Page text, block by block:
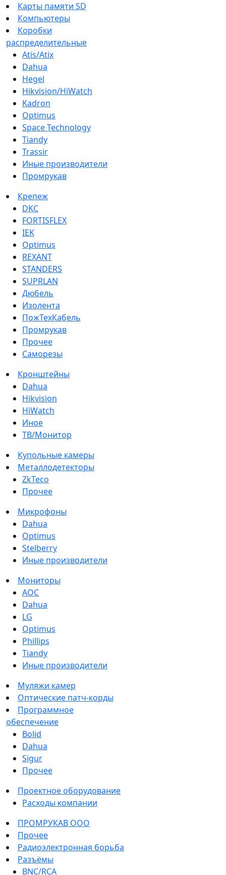
Карты памяти SD
Компьютеры
Коробки
распределительные
Atis/Atix
Dahua
Hegel
Hikvision/HiWatch
Kadron
Optimus
Space Technology
Tiandy
Trassir
Иные производители
Промрукав
Крепеж
DKC
FORTISFLEX
IEK
Optimus
REXANT
STANDERS
SUPRLAN
Дюбель
Изолента
ПожТехКабель
Промрукав
Прочее
Саморезы
Кронштейны
Dahua
Hikvision
HiWatch
Иное
ТВ/Монитор
Купольные камеры
Металлодетекторы
ZkTeco
Прочее
Микрофоны
Dahua
Optimus
Stelberry
Иные производители
Мониторы
AOC
Dahua
LG
Optimus
Phillips
Tiandy
Иные производители
Муляжи камер
Оптические патч-корды
Программное
обеспечение
Bolid
Dahua
Sigur
Прочее
Проектное оборудование
Расходы компании
ПРОМРУКАВ ООО
Прочее
Радиоэлектронная борьба
Разъёмы
BNC/RCA